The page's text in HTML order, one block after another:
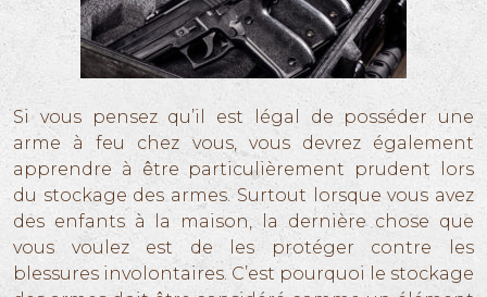
Si vous pensez qu’il est légal de posséder une
arme à feu chez vous, vous devrez également
apprendre à être particulièrement prudent lors
du stockage des armes. Surtout lorsque vous avez
des enfants à la maison, la dernière chose que
vous voulez est de les protéger contre les
blessures involontaires. C’est pourquoi le stockage